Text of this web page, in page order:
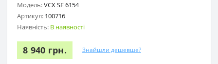
Модель:VCX SE 6154
Артикул: 100716
Наявність: В наявності
8 940 грн. Знайшли дешевше?